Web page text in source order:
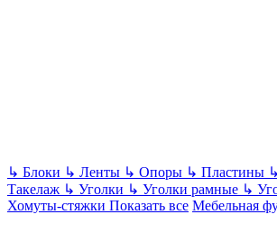
↳ Блоки ↳ Ленты ↳ Опоры ↳ Пластины ↳
Такелаж ↳ Уголки ↳ Уголки рамные ↳
Хомуты-стяжки Показать все Мебельная